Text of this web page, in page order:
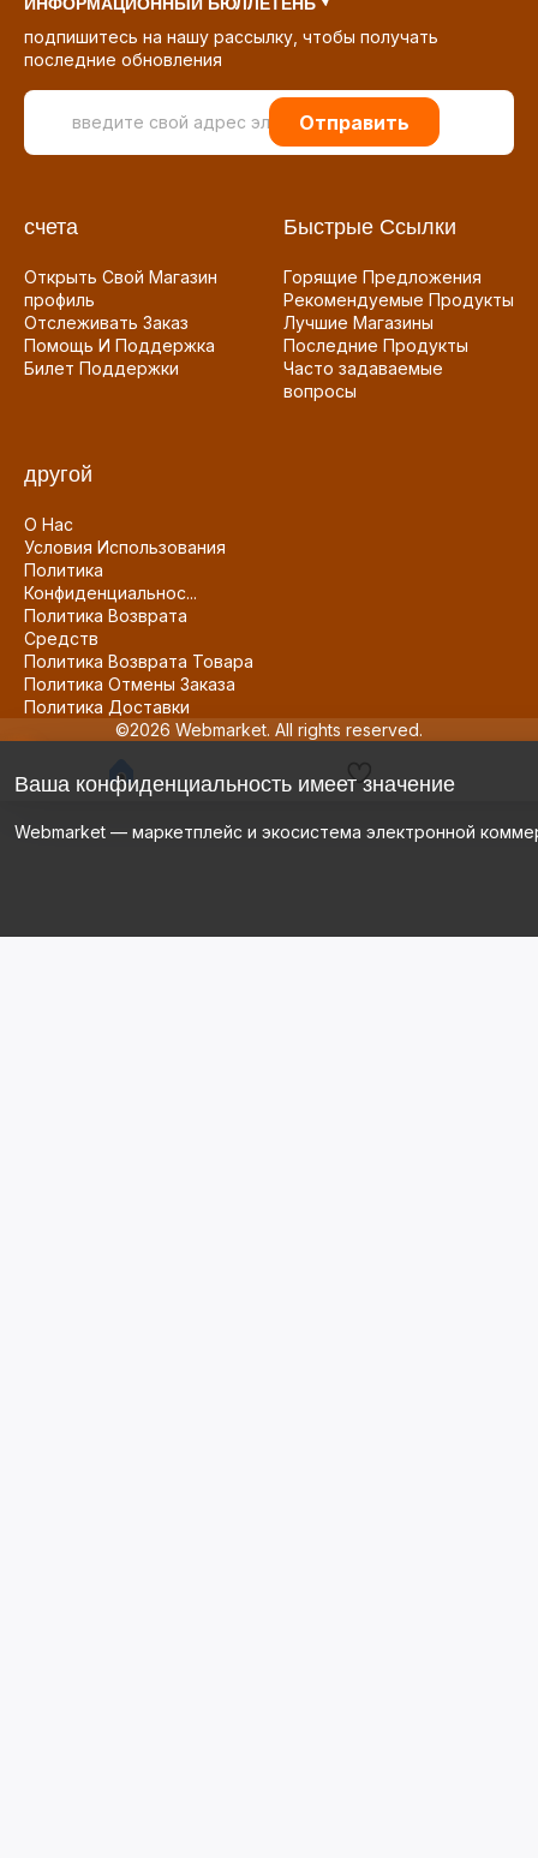
подпишитесь на нашу рассылку, чтобы получать
последние обновления
Отправить
счета
Открыть Свой Магазин
профиль
Отслеживать Заказ
Помощь И Поддержка
Билет Поддержки
Быстрые Ссылки
Горящие Предложения
Рекомендуемые Продукты
Лучшие Магазины
Последние Продукты
Часто задаваемые
вопросы
другой
О Нас
Условия Использования
Политика
Конфиденциальнос...
Политика Возврата
Средств
Политика Возврата Товара
Политика Отмены Заказа
Политика Доставки
©2026 Webmarket. All rights reserved.
Ваша конфиденциальность имеет значение
Webmarket — маркетплейс и экосистема электронной